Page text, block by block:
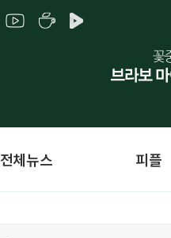
전체뉴스 피플